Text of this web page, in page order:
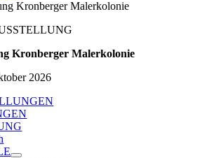
Kronberger Malerkolonie
2026